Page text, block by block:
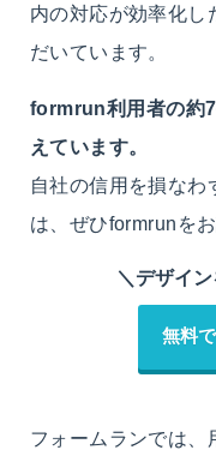
内の対応が効率化し
だいています。
formrun利用者の約
えています。
自社の信用を損なわ
は、ぜひformrunを
＼デザイ
無料
フォームランでは、